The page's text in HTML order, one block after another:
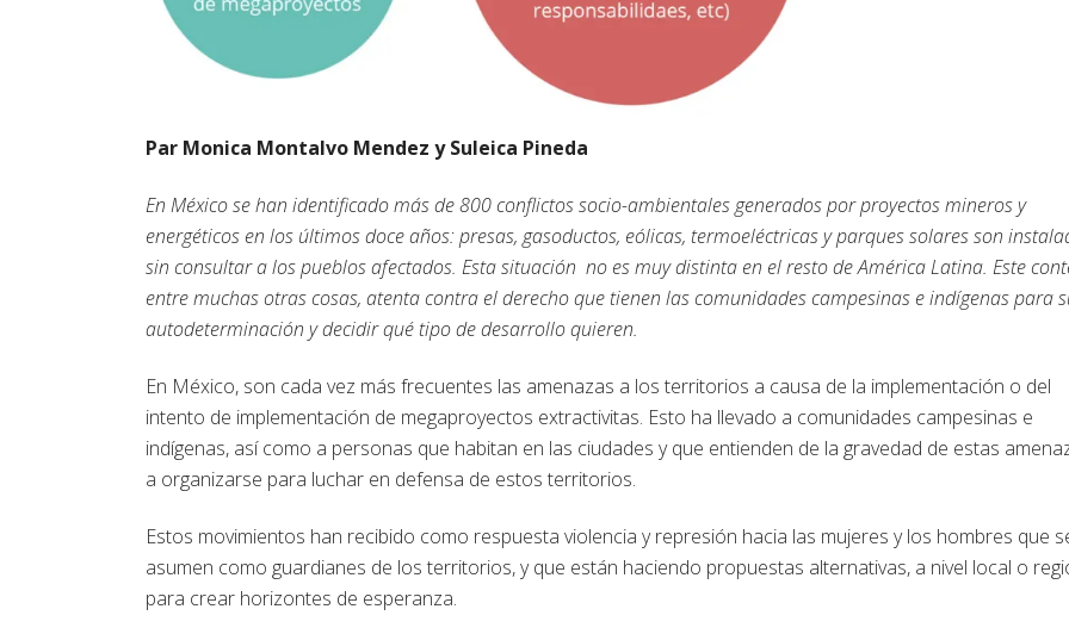
Par Monica Montalvo Mendez y Suleica Pineda
En México se han identificado más de 800 conflictos socio-ambientales generados por proyectos mineros y
energéticos en los últimos doce años: presas, gasoductos, eólicas, termoeléctricas y parques solares son
sin consultar a los pueblos afectados. Esta situación no es muy distinta en el resto de América Latina. Este
entre muchas otras cosas, atenta contra el derecho que tienen las comunidades campesinas e indígenas para
autodeterminación y decidir qué tipo de desarrollo quieren.
En México, son cada vez más frecuentes las amenazas a los territorios a causa de la implementación o del
intento de implementación de megaproyectos extractivitas. Esto ha llevado a comunidades campesinas e
indígenas, así como a personas que habitan en las ciudades y que entienden de la gravedad de estas
a organizarse para luchar en defensa de estos territorios.
Estos movimientos han recibido como respuesta violencia y represión hacia las mujeres y los hombres que
asumen como guardianes de los territorios, y que están haciendo propuestas alternativas, a nivel local o
para crear horizontes de esperanza.